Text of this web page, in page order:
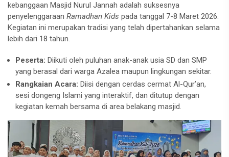
kebanggaan Masjid Nurul Jannah adalah suksesnya
penyelenggaraan Ramadhan Kids pada tanggal 7-8 Maret 2026.
Kegiatan ini merupakan tradisi yang telah dipertahankan selama
lebih dari 18 tahun.
Peserta: Diikuti oleh puluhan anak-anak usia SD dan SMP
yang berasal dari warga Azalea maupun lingkungan sekitar.
Rangkaian Acara: Diisi dengan cerdas cermat Al-Qur’an,
sesi dongeng Islami yang interaktif, dan ditutup dengan
kegiatan kemah bersama di area belakang masjid.